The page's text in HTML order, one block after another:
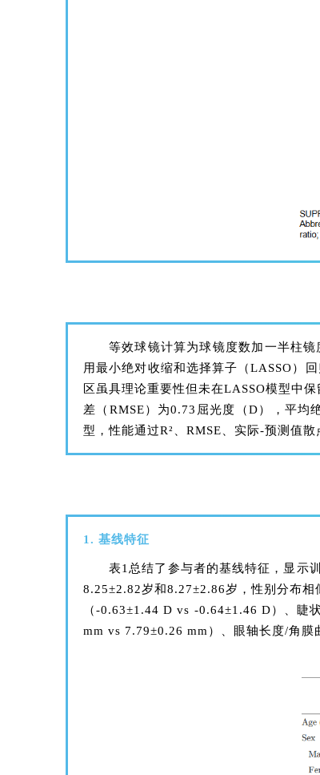
等效球镜计算为球镜度数加一半柱
用最小绝对收缩和选择算子（LASSO）
区虽具理论重要性但未在LASSO模型中
差（RMSE）为0.73屈光度（D），平均
型，性能通过R²、RMSE、实际-预测值
1. 基线特征
表1总结了参与者的基线特征，显示
8.25±2.82岁和8.27±2.86岁，性别分布
（-0.63±1.44 D vs -0.64±1.46 D）、睫
mm vs 7.79±0.26 mm）、眼轴长度/角